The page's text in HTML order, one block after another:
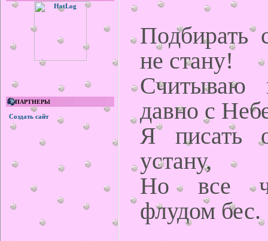
ПАРТНЕРЫ
Создать сайт
Подбирать
не стану!
Считываю
давно с
Я писать
устану,
Но все
флудом бес.